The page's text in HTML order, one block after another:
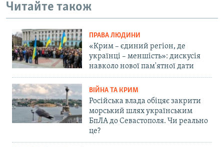
Читайте також
ПРАВА ЛЮДИНИ
«Крим – єдиний регіон, де
українці – меншість»: дискусія
навколо нової пам'ятної дати
ВІЙНА ТА КРИМ
Російська влада обіцяє закрити
морський шлях українським
БпЛА до Севастополя. Чи реально
це?